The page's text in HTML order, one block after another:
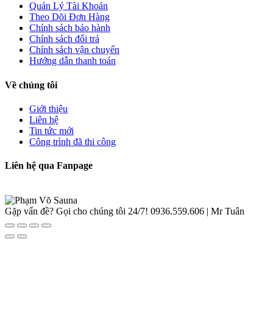
Quản Lý Tài Khoản
Theo Dõi Đơn Hàng
Chính sách bảo hành
Chính sách đổi trả
Chính sách vận chuyển
Hướng dẫn thanh toán
Về chúng tôi
Giới thiệu
Liên hệ
Tin tức mới
Công trình đã thi công
Liên hệ qua Fanpage
Gặp vấn đề? Gọi cho chúng tôi 24/7! 0936.559.606 | Mr Tuân